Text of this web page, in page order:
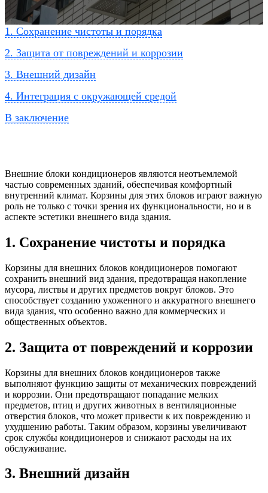
1. Сохранение чистоты и порядка
2. Защита от повреждений и коррозии
3. Внешний дизайн
4. Интеграция с окружающей средой
В заключение
Внешние блоки кондиционеров являются неотъемлемой
частью современных зданий, обеспечивая комфортный
внутренний климат. Корзины для этих блоков играют важную
роль не только с точки зрения их функциональности, но и в
аспекте эстетики внешнего вида здания.
1. Сохранение чистоты и порядка
Корзины для внешних блоков кондиционеров помогают
сохранить внешний вид здания, предотвращая накопление
мусора, листвы и других предметов вокруг блоков. Это
способствует созданию ухоженного и аккуратного внешнего
вида здания, что особенно важно для коммерческих и
общественных объектов.
2. Защита от повреждений и коррозии
Корзины для внешних блоков кондиционеров также
выполняют функцию защиты от механических повреждений
и коррозии. Они предотвращают попадание мелких
предметов, птиц и других животных в вентиляционные
отверстия блоков, что может привести к их повреждению и
ухудшению работы. Таким образом, корзины увеличивают
срок службы кондиционеров и снижают расходы на их
обслуживание.
3. Внешний дизайн